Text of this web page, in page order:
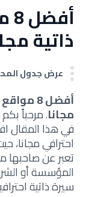
ذاتية
عرض جدول
مجانا. مرحباً
احترافي مجانا،
تعبر عن صاحبها
المؤسسة أو
سيرة ذاتية